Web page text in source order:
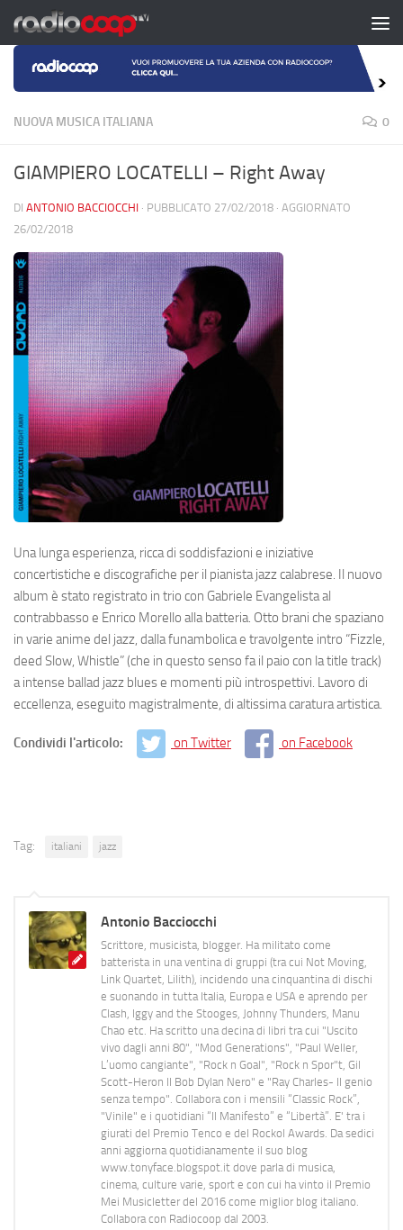
Salta al contenuto
NUOVA MUSICA ITALIANA 0
GIAMPIERO LOCATELLI – Right Away
DI ANTONIO BACCIOCCHI · PUBBLICATO 27/02/2018 · AGGIORNATO
26/02/2018
Una lunga esperienza, ricca di soddisfazioni e iniziative
concertistiche e discografiche per il pianista jazz calabrese. Il nuovo
album è stato registrato in trio con Gabriele Evangelista al
contrabbasso e Enrico Morello alla batteria. Otto brani che spaziano
in varie anime del jazz, dalla funambolica e travolgente intro “Fizzle,
deed Slow, Whistle” (che in questo senso fa il paio con la title track)
a intense ballad jazz blues e momenti più introspettivi. Lavoro di
eccellenza, eseguito magistralmente, di altissima caratura artistica.
Condividi l'articolo: on Twitter on Facebook
Tag: italiani jazz
Antonio Bacciocchi
Scrittore, musicista, blogger. Ha militato come
batterista in una ventina di gruppi (tra cui Not Moving,
Link Quartet, Lilith), incidendo una cinquantina di dischi
e suonando in tutta Italia, Europa e USA e aprendo per
Clash, Iggy and the Stooges, Johnny Thunders, Manu
Chao etc. Ha scritto una decina di libri tra cui "Uscito
vivo dagli anni 80", "Mod Generations", "Paul Weller,
L’uomo cangiante", "Rock n Goal", "Rock n Spor"t, Gil
Scott-Heron Il Bob Dylan Nero" e "Ray Charles- Il genio
senza tempo". Collabora con i mensili “Classic Rock”,
"Vinile" e i quotidiani “Il Manifesto” e “Libertà”. E' tra i
giurati del Premio Tenco e del Rockol Awards. Da sedici
anni aggiorna quotidianamente il suo blog
www.tonyface.blogspot.it dove parla di musica,
cinema, culture varie, sport e con cui ha vinto il Premio
Mei Musicletter del 2016 come miglior blog italiano.
Collabora con Radiocoop dal 2003.